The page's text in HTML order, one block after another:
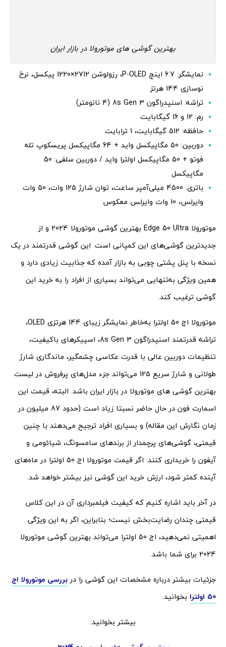
بهترین گوشی های موتورولا در بازار ایران
نمایشگر: 6.7 اینچ P-OLED، رزولوشن 2712×1220 پیکسل، نرخ
نوسازی 144 هرتز
تراشه: اسنپدراگون 8s Gen 3 (4 نانومتر)
رم: 12 و 16 گیگابایت
حافظه: 512 گیگابایت، 1 ترابایت
دوربین: 50 مگاپیکسل واید + 64 مگاپیکسل پریسکوپ تله
فوتو + 50 مگاپیکسل اولترا واید / دوربین سلفی: 50
مگاپیکسل
باتری: 4500 میلی‌آمپر ساعت، توان شارژ 125 وات، 50 وات
وایرلس، 10 وات وایرلس معکوس
موتورولا Edge 50 Ultra بهترین گوشی موتورولا 2024 و از
جدیدترین گوشی‌های این کمپانی است. این گوشی قدرتمند در یک
نسخه با پنل پشتی چوبی به بازار آمده که جذابیت زیادی دارد و
همین ویژگی به‌تنهایی می‌تواند بسیاری از افراد را به خرید این
گوشی ترغیب کند.
موتورولا اج 50 اولترا به‌خاطر نمایشگر زیبای 144 هرتزی OLED،
تراشه قدرتمند اسنپدراگون 8s Gen 3، اسپیکرهای باکیفیت،
تنظیمات دوربین عالی با قدرت عکاسی چشمگیر، ماندگاری شارژ
طولانی و شارژ سریع 125 می‌تواند جزء مدل‌های پرفروش در لیست
بهترین گوشی های موتورولا در بازار ایران باشد. البته، قیمت این
اسمارت فون در حال حاضر نسبتا زیاد است (حدود 87 میلیون در
زمان نگارش این مقاله) و بسیاری افراد ترجیح می‌دهند با چنین
قیمتی، گوشی‌های پرچمدار از برندهای سامسونگ، شیائومی و
آیفون را خریداری کنند. اگر قیمت موتورولا اج 50 اولترا در ماه‌های
آینده کمتر شود، ارزش خرید این گوشی نیز بیشتر خواهد شد.
در آخر باید اشاره کنیم که کیفیت فیلمبرداری آن در این کلاس
قیمتی چندان رضایت‌بخش نیست؛ بنابراین، اگر به این ویژگی
اهمیتی نمی‌دهید، اج 50 اولترا می‌تواند بهترین گوشی موتورولا
2024 برای شما باشد.
جزئیات بیشتر درباره مشخصات این گوشی را دربررسی موتورولا اج
50 اولترا
بخوانید.
بیشتر بخوانید: